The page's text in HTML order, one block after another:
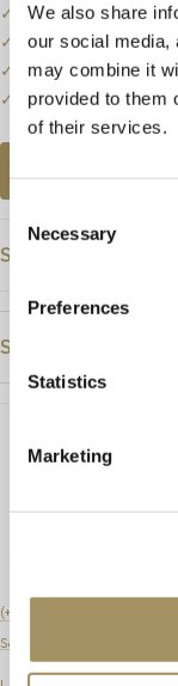
We also share
our social media,
may combine it
provided to them
of their services.
Selection
Necessary
Preferences
Statistics
Marketing
✓
Bel of mail ons
✓
Prijzen kunnen
✓
Een klein deel van
✓
Bezoek onze
Specificaties
Prijs
Afmeting
Artikelnummer
Steendetails
Kleur
Slijpvorm
Aantal
(+31) 20 6270901
sales@lyppens.nl